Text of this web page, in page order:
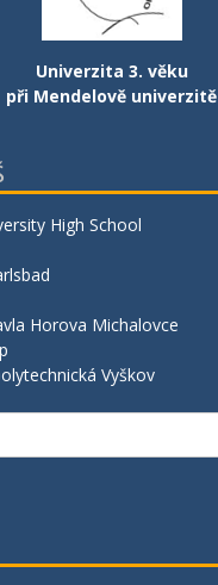
Univerzita 3. věku
při Mendelově univerzitě
High School
Horova Michalovce
Vyškov